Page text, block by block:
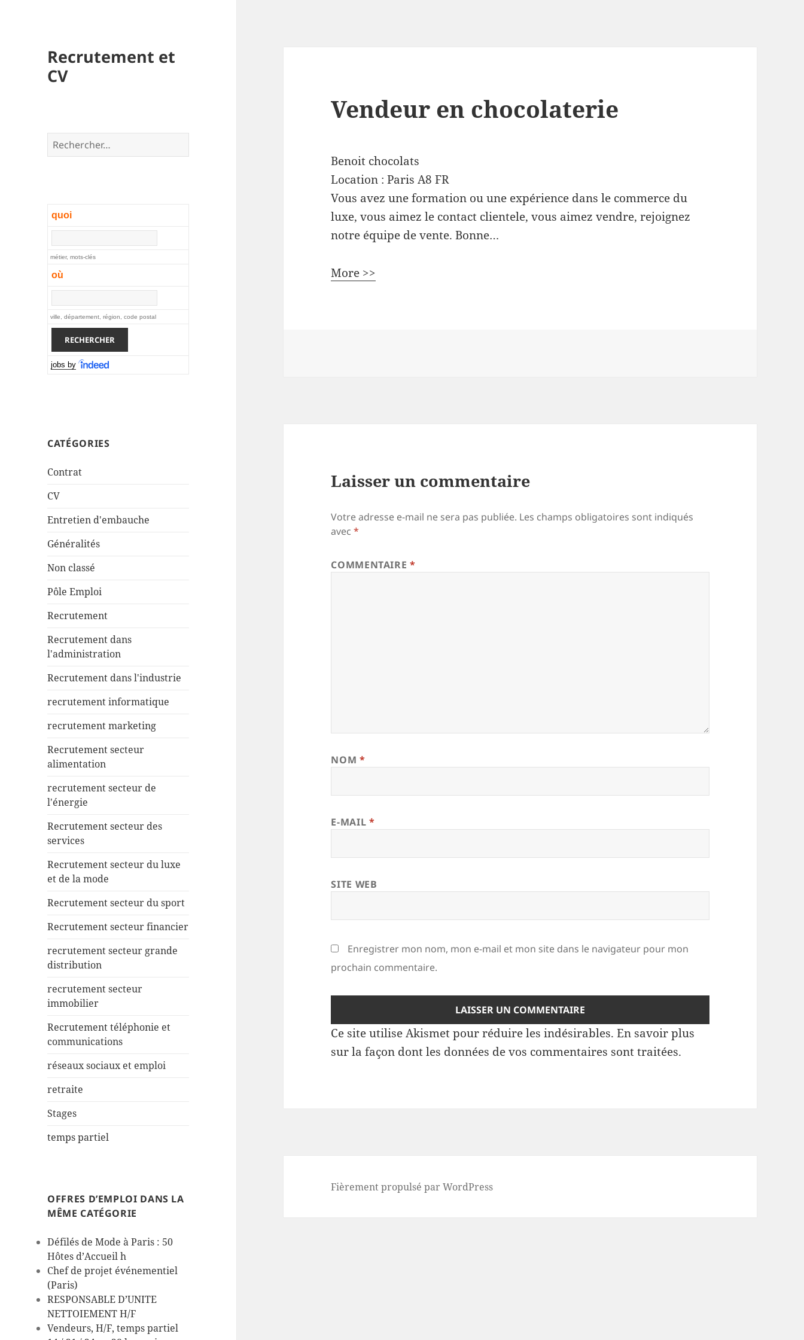
Recrutement et
CV
Rechercher :
quoi
métier, mots-clés
où
ville, département, région, code postal
jobs by
CATÉGORIES
Contrat
CV
Entretien d'embauche
Généralités
Non classé
Pôle Emploi
Recrutement
Recrutement dans
l'administration
Recrutement dans l'industrie
recrutement informatique
recrutement marketing
Recrutement secteur
alimentation
recrutement secteur de
l'énergie
Recrutement secteur des
services
Recrutement secteur du luxe
et de la mode
Recrutement secteur du sport
Recrutement secteur financier
recrutement secteur grande
distribution
recrutement secteur
immobilier
Recrutement téléphonie et
communications
réseaux sociaux et emploi
retraite
Stages
temps partiel
OFFRES D’EMPLOI DANS LA
MÊME CATÉGORIE
Défilés de Mode à Paris : 50
Hôtes d’Accueil h
Chef de projet événementiel
(Paris)
RESPONSABLE D’UNITE
NETTOIEMENT H/F
Vendeurs, H/F, temps partiel
Vendeur en chocolaterie
Benoit chocolats
Location :Paris A8 FR
Vous avez une formation ou une expérience dans le commerce du
luxe, vous aimez le contact clientele, vous aimez vendre, rejoignez
notre équipe de vente. Bonne…
More >>
Laisser un commentaire
Votre adresse e-mail ne sera pas publiée. Les champs obligatoires sont indiqués
avec*
COMMENTAIRE*
NOM *
E-MAIL *
SITE WEB
Enregistrer mon nom, mon e-mail et mon site dans le navigateur pour mon
prochain commentaire.
Ce site utilise Akismet pour réduire les indésirables.En savoir plus
sur la façon dont les données de vos commentaires sont traitées.
Fièrement propulsé par WordPress